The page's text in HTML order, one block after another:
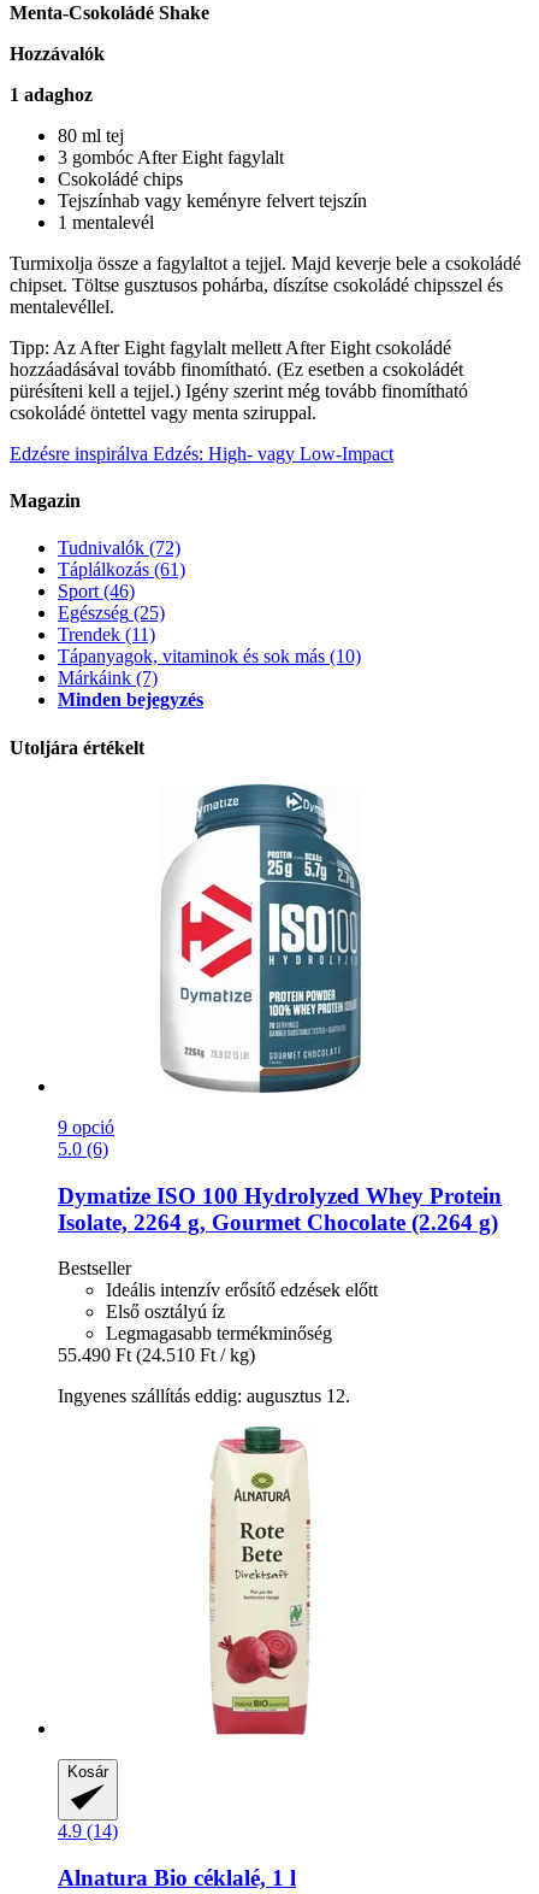
Menta-Csokoládé Shake
Hozzávalók
1 adaghoz
80 ml tej
3 gombóc After Eight fagylalt
Csokoládé chips
Tejszínhab vagy keményre felvert tejszín
1 mentalevél
Turmixolja össze a fagylaltot a tejjel. Majd keverje bele a csokoládé
chipset. Töltse gusztusos pohárba, díszítse csokoládé chipsszel és
mentalevéllel.
Tipp: Az After Eight fagylalt mellett After Eight csokoládé
hozzáadásával tovább finomítható. (Ez esetben a csokoládét
pürésíteni kell a tejjel.) Igény szerint még tovább finomítható
csokoládé öntettel vagy menta sziruppal.
Edzésre inspirálva Edzés: High- vagy Low-Impact
Magazin
Tudnivalók (72)
Táplálkozás (61)
Sport(46)
Egészség (25)
Trendek (11)
Tápanyagok, vitaminok és sok más (10)
Márkáink (7)
Minden bejegyzés
Utoljára értékelt
9 opció
5.0 (6)
Dymatize ISO 100 Hydrolyzed Whey Protein
Isolate, 2264 g, Gourmet Chocolate (2.264 g)
Bestseller
Ideális intenzív erősítő edzések előtt
Első osztályú íz
Legmagasabb termékminőség
55.490 Ft (24.510 Ft / kg)
Ingyenes szállítás eddig: augusztus 12.
Kosár
4.9 (14)
Alnatura Bio céklalé, 1 l